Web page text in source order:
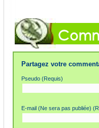
Partagez votre
Pseudo (Requis)
E-mail (Ne sera pas publiée)